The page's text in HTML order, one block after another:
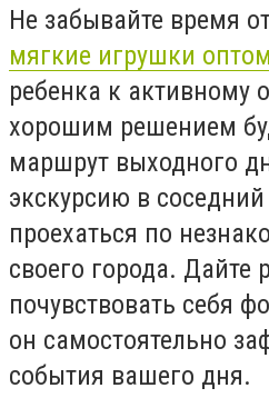
Не забывайте время
мягкие игрушки оптом
ребенка к активному
хорошим решением
маршрут выходного
экскурсию в
проехаться по
своего города. Дайте
почувствовать себя
он самостоятельно
события вашего дня.